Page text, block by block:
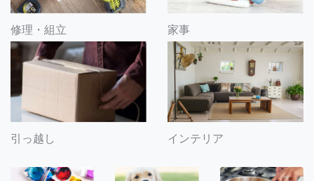
修理・組立 家事
引っ越し インテリア